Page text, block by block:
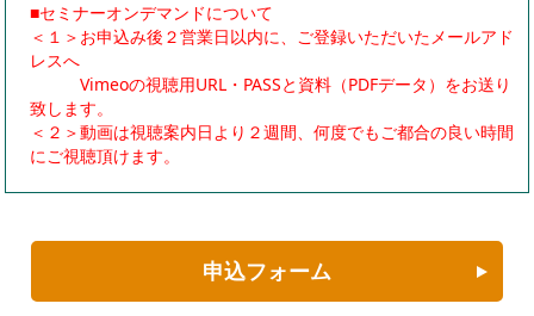
■セミナーオンデマンドについて
＜１＞お申込み後２営業日以内に、ご登録いただいたメールアド
レスへ
Vimeoの視聴用URL・PASSと資料（PDFデータ）をお送り
致します。
＜２＞動画は視聴案内日より２週間、何度でもご都合の良い時間
にご視聴頂けます。
申込フォーム